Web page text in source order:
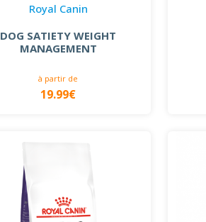
Royal Canin
DOG SATIETY WEIGHT
MANAGEMENT
à partir de
19.99€